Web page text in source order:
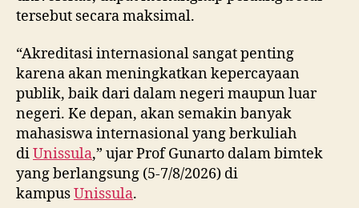
tersebut secara maksimal.
“Akreditasi internasional sangat penting
karena akan meningkatkan kepercayaan
publik, baik dari dalam negeri maupun luar
negeri. Ke depan, akan semakin banyak
mahasiswa internasional yang berkuliah
diUnissula,” ujar Prof Gunarto dalam bimtek
yang berlangsung (5-7/8/2026) di
kampusUnissula.